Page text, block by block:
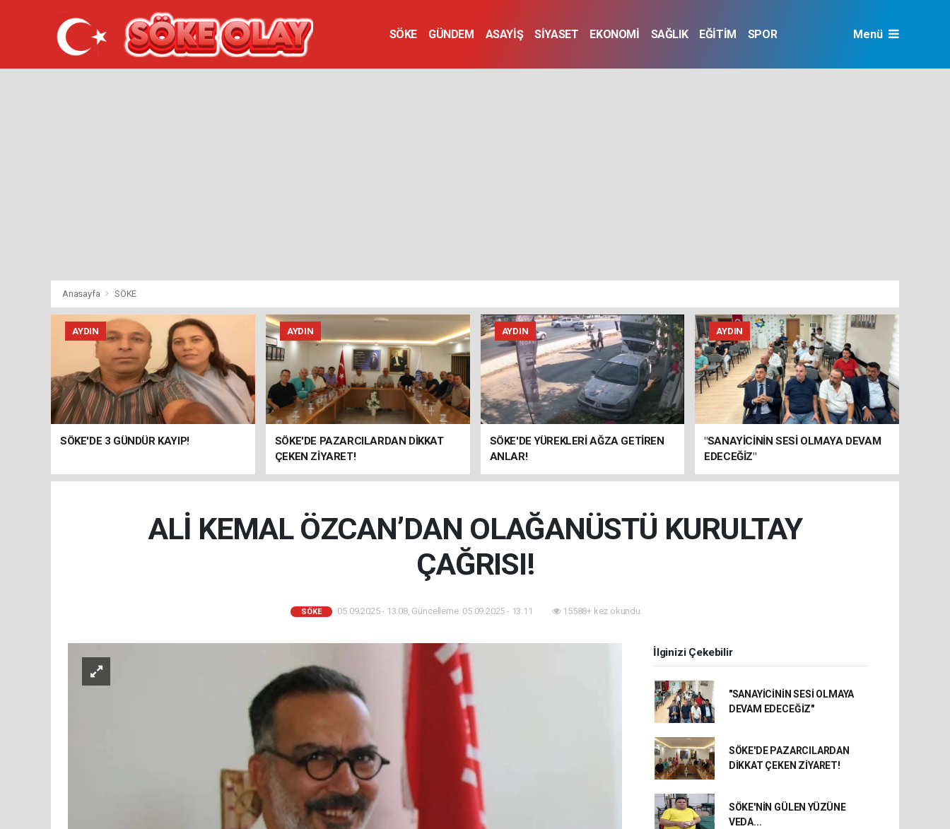
SÖKE GÜNDEM ASAYİŞ SİYASET EKONOMİ SAĞLIK EĞİTİM SPOR Menü
Anasayfa SÖKE
AYDIN
SÖKE'DE 3 GÜNDÜR KAYIP!
AYDIN
SÖKE'DE PAZARCILARDAN DİKKAT
ÇEKEN ZİYARET!
AYDIN
SÖKE'DE YÜREKLERİ AĞZA GETİREN
ANLAR!
AYDIN
"SANAYİCİNİN SESİ OLMAYA DEVAM
EDECEĞİZ"
ALİ KEMAL ÖZCAN’DAN OLAĞANÜSTÜ KURULTAY
ÇAĞRISI!
SÖKE 05.09.2025 - 13:08, Güncelleme: 05.09.2025 - 13:11 15588+ kez okundu.
İlginizi Çekebilir
"SANAYİCİNİN SESİ OLMAYA
DEVAM EDECEĞİZ"
SÖKE'DE PAZARCILARDAN
DİKKAT ÇEKEN ZİYARET!
SÖKE'NİN GÜLEN YÜZÜNE
VEDA...